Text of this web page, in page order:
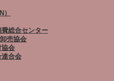
費総合センター
売協会
協会
連合会